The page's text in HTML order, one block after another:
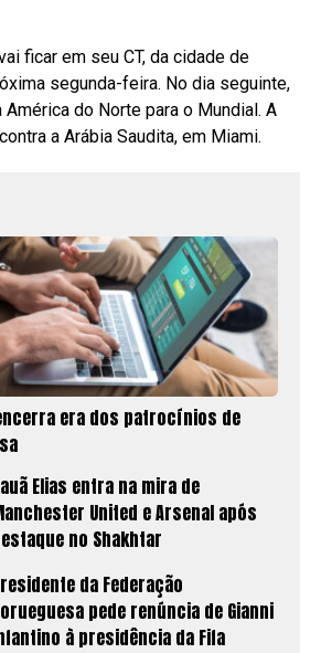
ficar em seu CT, da cidade de
segunda-feira. No dia seguinte,
do Norte para o Mundial. A
a Arábia Saudita, em Miami.
era dos patrocínios de
Elias entra na mira de
United e Arsenal após
no Shakhtar
da Federação
pede renúncia de Gianni
à presidência da Fifa